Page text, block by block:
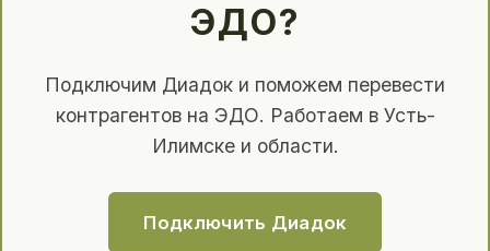
ЭДО?
Подключим Диадок и поможем перевести
контрагентов на ЭДО. Работаем в Усть-
Илимске и области.
Подключить Диадок